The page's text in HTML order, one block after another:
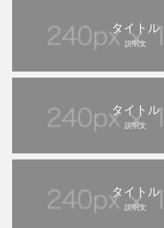
タイトル
説明文
タイトル
説明文
タイトル
説明文